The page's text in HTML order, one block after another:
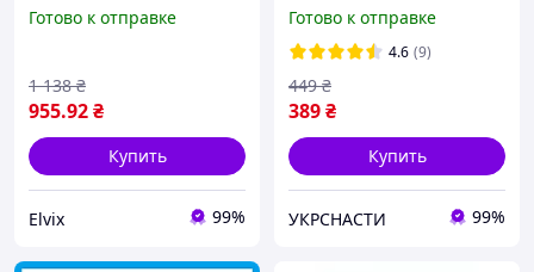
секса, 8 капсул
Готово к отправке
955.92₴
1 138 ₴
Купить
Elvix 99%
Королевский Черный
Муравей 12 шт Таблетки
для эрекции
Готово к отправке
4.6 (9)
389₴
449 ₴
Купить
УКРСНАСТИ 99%